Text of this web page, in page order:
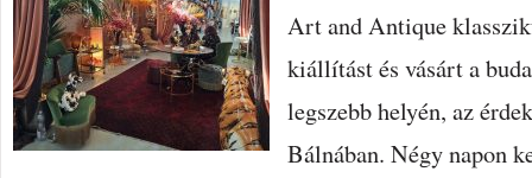
HANEM
BEJEGYZÉSHEZ
Art and Antique
kiállítást és vásárt a
legszebb helyén, az
Bálnában. Négy napon